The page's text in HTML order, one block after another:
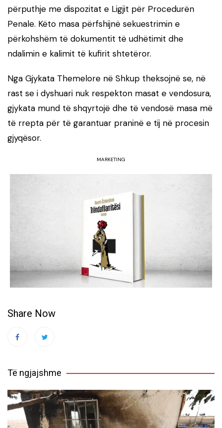
përputhje me dispozitat e Ligjit për Procedurën
Penale. Këto masa përfshijnë sekuestrimin e
përkohshëm të dokumentit të udhëtimit dhe
ndalimin e kalimit të kufirit shtetëror.
Nga Gjykata Themelore në Shkup theksojnë se, në
rast se i dyshuari nuk respekton masat e vendosura,
gjykata mund të shqyrtojë dhe të vendosë masa më
të rrepta për të garantuar praninë e tij në procesin
gjyqësor.
MARKETING
Share Now
Të ngjajshme